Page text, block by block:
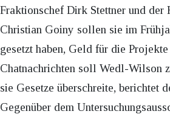
Fraktionschef Dirk Stettner und der
Christian Goiny sollen sie im
gesetzt haben, Geld für die
Chatnachrichten soll Wedl-Wilson
sie Gesetze überschreite, berichtet
Gegenüber dem